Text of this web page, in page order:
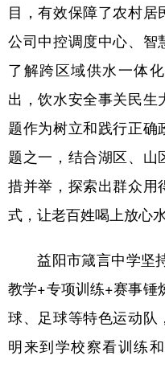
目，有效保障了农村
公司中控调度中心、智
了解跨区域供水一体
出，饮水安全事关民
题作为树立和践行正
题之一，结合湖区、山
措并举，探索出群众用
式，让老百姓喝上放心水
益阳市箴言中学坚持
教学+专项训练+赛事锤
球、足球等特色运动队
明来到学校察看训练